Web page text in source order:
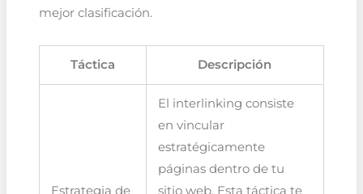
mejor clasificación.
Táctica Descripción
Estrategia de
El interlinking consiste
en vincular
estratégicamente
páginas dentro de tu
sitio web. Esta táctica te